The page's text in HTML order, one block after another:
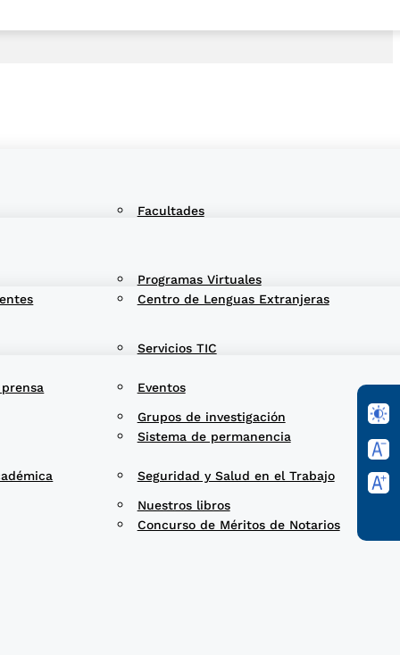
Facultades
Centro de Lenguas Extranjeras
Eventos
Seguridad y Salud en el Trabajo
Programas Virtuales
Servicios TIC
Sistema de permanencia
Concurso de Méritos de Notarios
Grupos de investigación
Nuestros libros